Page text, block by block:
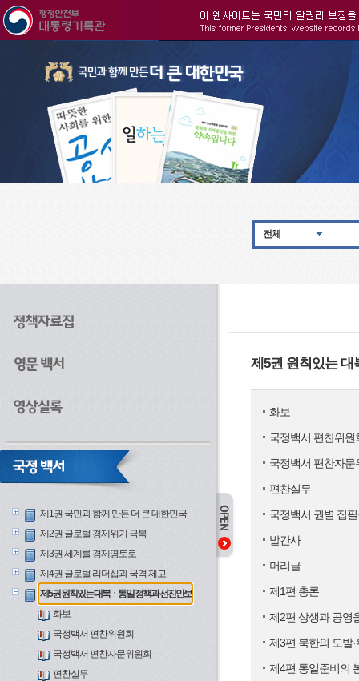
전체
제1권 국민과 함께 만든 더 큰 대한민국
제2권 글로벌 경제위기 극복
제3권 세계를 경제영토로
제4권 글로벌 리더십과 국격 제고
제5권 원칙있는 대북ㆍ통일 정책과 선진안보
화보
국정백서 편찬위원회
국정백서 편찬자문위원회
편찬실무
제5권 원칙있는 대
화보
국정백서 편찬위원
국정백서 편찬자문
편찬실무
국정백서 권별 집
발간사
머리글
제1편 총론
제2편 상생과 공영
제3편 북한의 도발
제4편 통일준비의